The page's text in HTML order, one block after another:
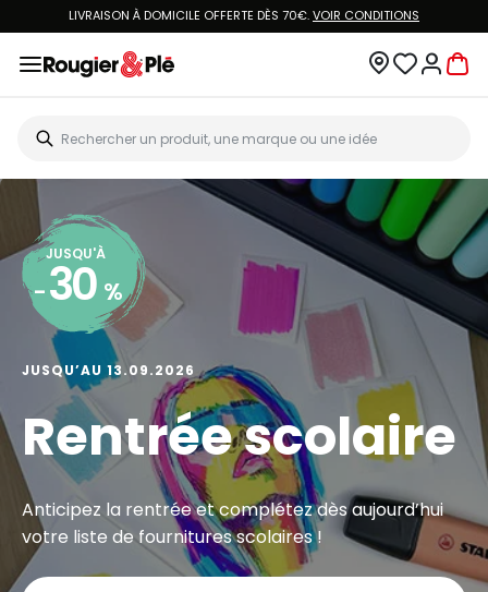
LIVRAISON À DOMICILE OFFERTE DÈS 70€.VOIR CONDITIONS
JUSQU'À
- 30 %
JUSQU’AU 13.09.2026
Rentrée scolaire
Anticipez la rentrée et complétez dès aujourd’hui
votre liste de fournitures scolaires !